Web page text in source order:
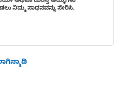
ನಿಮ್ಮ ಸಾಧನವನ್ನು ಸೇರಿಸಿ.